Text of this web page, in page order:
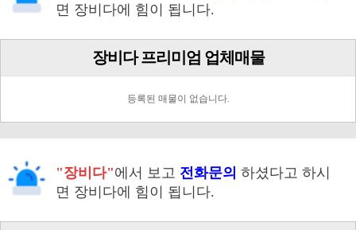
면 장비다에 힘이 됩니다.
장비다 프리미엄 업체매물
등록된 매물이 없습니다.
"장비다"에서 보고 전화문의 하셨다고 하시
면 장비다에 힘이 됩니다.